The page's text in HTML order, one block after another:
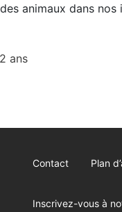
animaux dans
ans
Contact Plan
Inscrivez-vous à